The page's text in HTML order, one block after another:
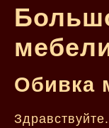
Обивка
Здравствуйте.